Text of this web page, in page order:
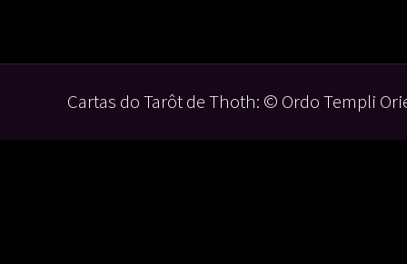
Cartas do Tarôt de Thoth: © Ordo Templi